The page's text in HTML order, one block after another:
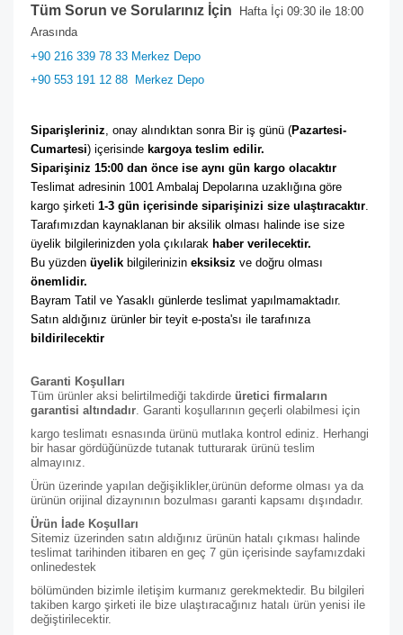
Tüm Sorun ve Sorularınız İçin Hafta İçi 09:30 ile 18:00
Arasında
+90 216 339 78 33 Merkez Depo
+90 553 191 12 88 Merkez Depo
Siparişleriniz, onay alındıktan sonra Bir iş günü (Pazartesi-
Cumartesi) içerisinde kargoya teslim edilir.
Siparişiniz 15:00 dan önce ise aynı gün kargo olacaktır
Teslimat adresinin 1001 Ambalaj Depolarına uzaklığına göre
kargo şirketi 1-3 gün içerisinde siparişinizi size ulaştıracaktır.
Tarafımızdan kaynaklanan bir aksilik olması halinde ise size
üyelik bilgilerinizden yola çıkılarak haber verilecektir.
Bu yüzden üyelik bilgilerinizin eksiksiz
önemlidir.
Bayram Tatil ve Yasaklı günlerde teslimat yapılmamaktadır.
Satın aldığınız ürünler bir teyit e-posta'sı ile tarafınıza
bildirilecektir
Garanti Koşulları
Tüm ürünler aksi belirtilmediği takdirde üretici firmaların
garantisi altındadır. Garanti koşullarının geçerli olabilmesi için
kargo teslimatı esnasında ürünü mutlaka kontrol ediniz. Herhangi
bir hasar gördüğünüzde tutanak tutturarak ürünü teslim
almayınız.
Ürün üzerinde yapılan değişiklikler,ürünün deforme olması ya da
ürünün orijinal dizaynının bozulması garanti kapsamı dışındadır.
Ürün İade Koşulları
Sitemiz üzerinden satın aldığınız ürünün hatalı çıkması halinde
teslimat tarihinden itibaren en geç 7 gün içerisinde sayfamızdaki
onlinedestek
bölümünden bizimle iletişim kurmanız gerekmektedir. Bu bilgileri
takiben kargo şirketi ile bize ulaştıracağınız hatalı ürün yenisi ile
değiştirilecektir.